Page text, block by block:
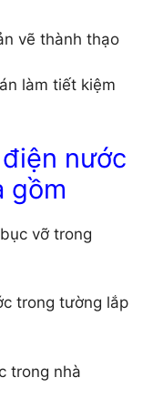
vẽ thành thạo
làm tiết kiệm
nước
gồm
vỡ trong
trong tường lắp
trong nhà